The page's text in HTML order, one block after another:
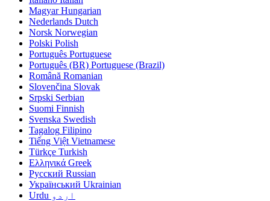
Magyar Hungarian
Nederlands Dutch
Norsk Norwegian
Polski Polish
Português Portuguese
Português (BR) Portuguese (Brazil)
Română Romanian
Slovenčina Slovak
Srpski Serbian
Suomi Finnish
Svenska Swedish
Tagalog Filipino
Tiếng Việt Vietnamese
Türkçe Turkish
Ελληνικά Greek
Русский Russian
Український Ukrainian
اردو Urdu